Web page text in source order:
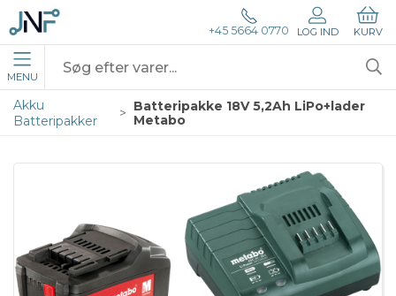
+45 5664 0770 LOG IND KURV
MENU
Akku
Batteripakker
Batteripakke 18V 5,2Ah LiPo+lader
Metabo